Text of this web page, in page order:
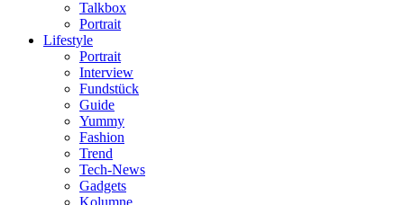
Talkbox
Portrait
Lifestyle
Portrait
Interview
Fundstück
Guide
Yummy
Fashion
Trend
Tech-News
Gadgets
Kolumne